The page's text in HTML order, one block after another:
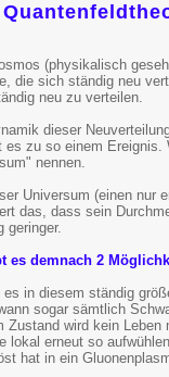
(physikalisch
die sich ständig neu
neu zu verteilen.
dieser
es zu so einem
nennen.
Universum (einen nur
das, dass sein
geringer.
es demnach 2
es in diesem ständig
sogar sämtlich
Zustand wird kein Leben
lokal erneut so
hat in ein